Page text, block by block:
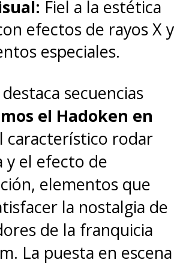
Fiel a la estética
efectos de rayos X y
especiales.
secuencias
el Hadoken en
característico rodar
y el efecto de
elementos que
la nostalgia de
de la franquicia
La puesta en escena